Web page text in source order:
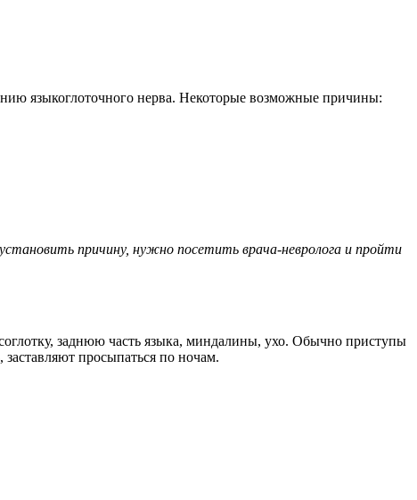
языкоглоточного нерва. Некоторые возможные причины:
причину, нужно посетить врача-невролога и пройти
заднюю часть языка, миндалины, ухо. Обычно приступы
просыпаться по ночам.